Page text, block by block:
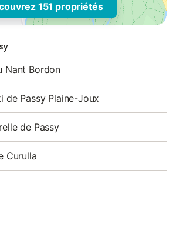
151 propriétés
Nant Bordon
de Passy Plaine-Joux
de Passy
Curulla